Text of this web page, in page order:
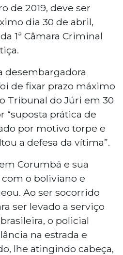
de 2019, deve ser
dia 30 de abril,
1ª Câmara Criminal
desembargadora
de fixar prazo máximo
Tribunal do Júri em 30
“suposta prática de
por motivo torpe e
a defesa da vítima”.
Corumbá e sua
o boliviano e
Ao ser socorrido
ser levado a serviço
o policial
na estrada e
lhe atingindo cabeça,